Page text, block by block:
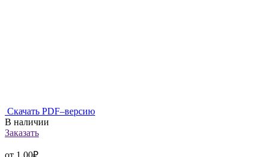
Скачать PDF–версию
В наличии
Заказать